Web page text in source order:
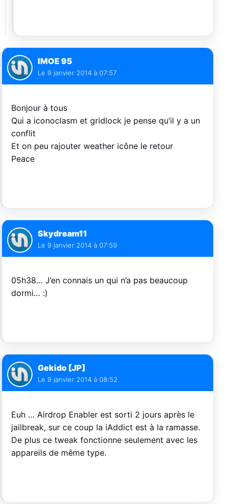
IMOE 95
Le 9 janvier 2014 à 07:57
Bonjour à tous
Qui a iconoclasm et gridlock je pense qu’il y a un
conflit
Et on peu rajouter weather icône le retour
Peace
Skydream11
Le 9 janvier 2014 à 07:59
05h38… J’en connais un qui n’a pas beaucoup
dormi… :)
Gekido [JP]
Le 9 janvier 2014 à 08:52
Euh … Airdrop Enabler est sorti 2 jours après le
jailbreak, sur ce coup la iAddict est à la ramasse.
De plus ce tweak fonctionne seulement avec les
appareils de même type.